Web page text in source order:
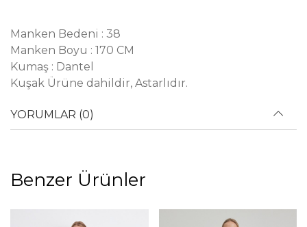
Manken Bedeni : 38
Manken Boyu : 170 CM
Kumaş : Dantel
Kuşak Ürüne dahildir, Astarlıdır.
YORUMLAR (0)
Benzer Ürünler